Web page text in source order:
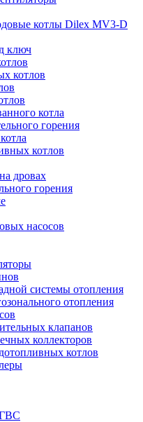
котлы Dilex MV3-D
ключ
котлов
котла
горения
котлов
дровах
горения
насосов
системы отопления
отопления
клапанов
коллекторов
котлов
ГВС